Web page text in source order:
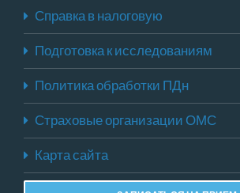
Справка в налоговую
Подготовка к исследованиям
Политика обработки ПДн
Страховые организации ОМС
Карта сайта